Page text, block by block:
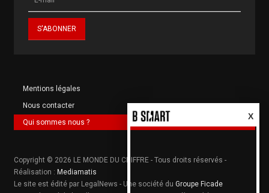
Mentions légales
Nous contacter
Qui sommes nous ?
Copyright © 2026 LE MONDE DU CHIFFRE - Tous droits réservés -
Réalisation : Mediamatis
Le site est édité par LegalNews - Une société du Groupe Ficade
X